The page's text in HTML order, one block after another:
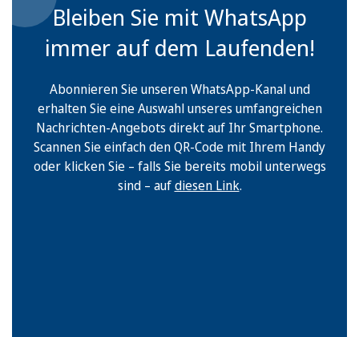
Bleiben Sie mit WhatsApp
immer auf dem Laufenden!
Abonnieren Sie unseren WhatsApp-Kanal und
erhalten Sie eine Auswahl unseres umfangreichen
Nachrichten-Angebots direkt auf Ihr Smartphone.
Scannen Sie einfach den QR-Code mit Ihrem Handy
oder klicken Sie – falls Sie bereits mobil unterwegs
sind – aufdiesen Link.